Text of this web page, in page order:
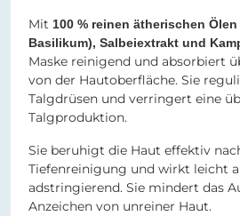
Mit 100 % reinen ätherischen
Basilikum), Salbeiextrakt und
Maske reinigend und absorbiert
von der Hautoberfläche. Sie
Talgdrüsen und verringert eine
Talgproduktion.
Sie beruhigt die Haut effektiv
Tiefenreinigung und wirkt leicht
adstringierend. Sie mindert das
Anzeichen von unreiner Haut.